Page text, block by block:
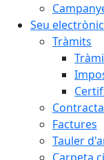
Seu
Tràmits
Factures
Tauler